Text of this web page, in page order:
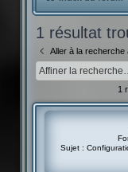
1 résultat
Aller à la recherche
1
Sujet :